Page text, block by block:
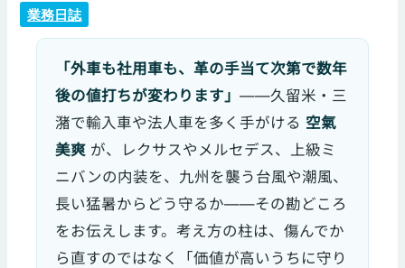
業務日誌
「外車も社用車も、革の手当て次第で数年
後の値打ちが変わります」——久留米・三
潴で輸入車や法人車を多く手がける 空氣
美爽 が、レクサスやメルセデス、上級ミ
ニバンの内装を、九州を襲う台風や潮風、
長い猛暑からどう守るか——その勘どころ
をお伝えします。考え方の柱は、傷んでか
ら直すのではなく「価値が高いうちに守り